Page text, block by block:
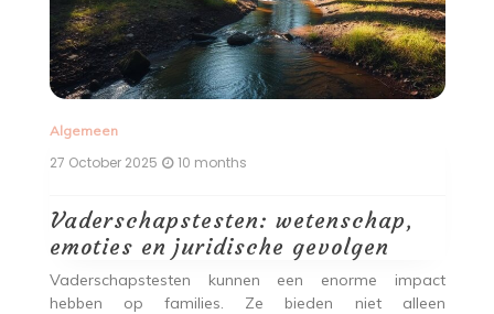
Algemeen
27 October 2025 10 months
Vaderschapstesten: wetenschap,
emoties en juridische gevolgen
Vaderschapstesten kunnen een enorme impact
hebben op families. Ze bieden niet alleen